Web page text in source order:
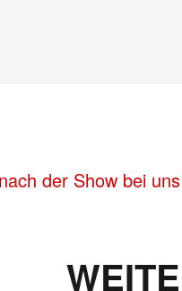
der Show bei